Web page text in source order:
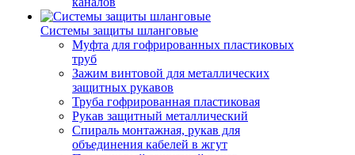
Системы защиты шланговые
Муфта для гофрированных пластиковых
труб
Зажим винтовой для металлических
защитных рукавов
Труба гофрированная пластиковая
Рукав защитный металлический
Спираль монтажная, рукав для
объединения кабелей в жгут